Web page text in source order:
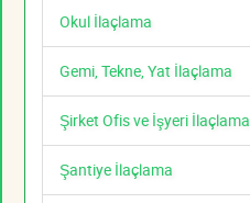
Okul İlaçlama
Gemi, Tekne, Yat İlaçlama
Şirket Ofis ve İşyeri İlaçlama
Şantiye İlaçlama